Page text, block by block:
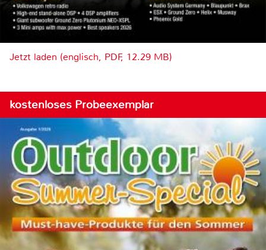
Jetzt laden (englisch, PDF, 12.29 MB)
kostenloses Probeexemplar